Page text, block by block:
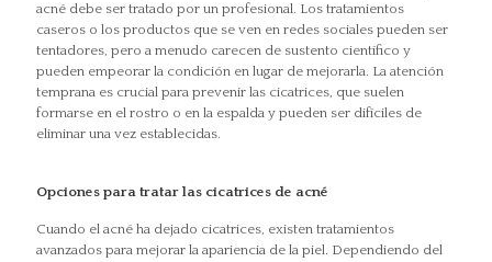
acné debe ser tratado por un profesional. Los tratamientos
caseros o los productos que se ven en redes sociales pueden ser
tentadores, pero a menudo carecen de sustento científico y
pueden empeorar la condición en lugar de mejorarla. La atención
temprana es crucial para prevenir las cicatrices, que suelen
formarse en el rostro o en la espalda y pueden ser difíciles de
eliminar una vez establecidas.
Opciones para tratar las cicatrices de acné
Cuando el acné ha dejado cicatrices, existen tratamientos
avanzados para mejorar la apariencia de la piel. Dependiendo del